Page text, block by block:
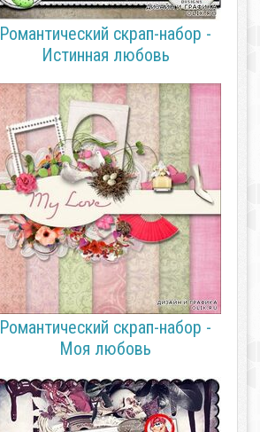
Романтический скрап-набор -
Истинная любовь
Романтический скрап-набор -
Моя любовь